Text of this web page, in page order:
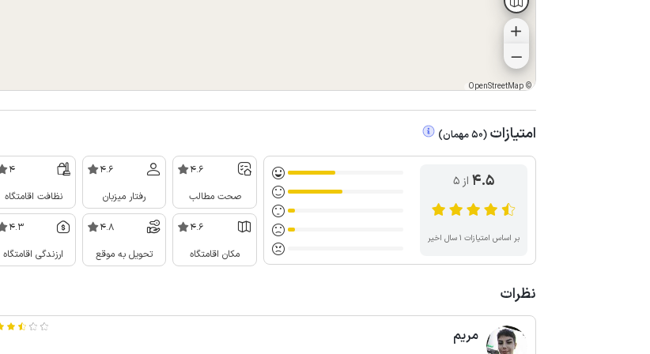
©
OpenStreetMap
امتیازات (
50مهمان)
4.5 از ۵
بر اساس امتیازات ۱ سال اخیر
4.6
صحت مطالب
4.6
رفتار میزبان
4
نظافت اقامتگاه
4.6
مکان اقامتگاه
4.8
تحویل به موقع
4.3
ارزندگی اقامتگاه
نظرات
مریم